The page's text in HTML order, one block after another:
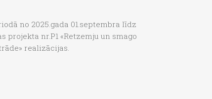
no 2025.gada 01.septembra līdz
nr.P1 «Retzemju un smago
realizācijas.